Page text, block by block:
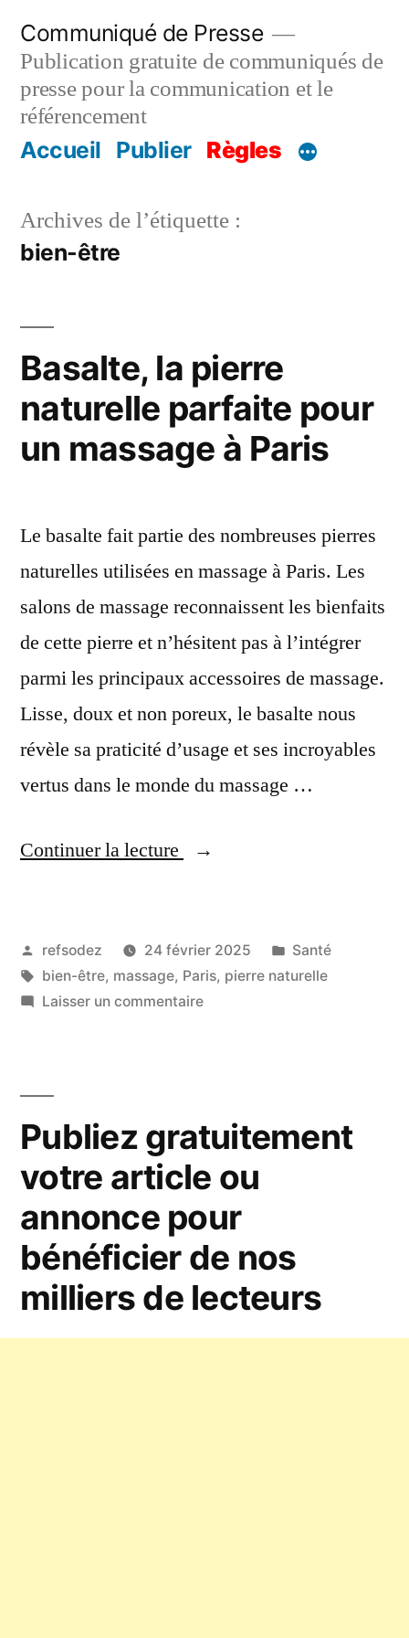
contenu
Communiqué de Presse
Publication gratuite de communiqués de
presse pour la communication et le
référencement
Accueil Publier Règles
Archives de l’étiquette :
bien-être
Basalte, la pierre
naturelle parfaite pour
un massage à Paris
Le basalte fait partie des nombreuses pierres
naturelles utilisées en massage à Paris. Les
salons de massage reconnaissent les bienfaits
de cette pierre et n’hésitent pas à l’intégrer
parmi les principaux accessoires de massage.
Lisse, doux et non poreux, le basalte nous
révèle sa praticité d’usage et ses incroyables
vertus dans le monde du massage …
Continuer la lecture
« Basalte,
naturelle
parfaite
à
Paris »
Publié
par
refsodez 24 février 2025
Publié
dans
Santé
Étiquettes :
bien-être, massage, Paris, pierre naturelle
Laisser un commentairesur
parfaite
pour
un
à
Paris
Publiez gratuitement
votre article ou
annonce pour
bénéficier de nos
milliers de lecteurs